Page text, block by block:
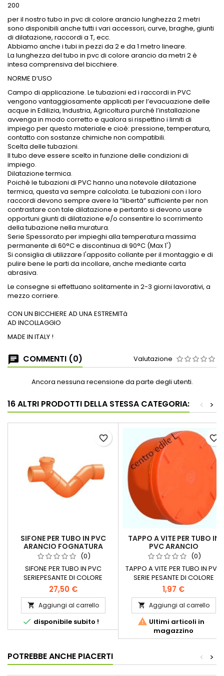
200
per il nostro tubo in pvc di colore arancio lunghezza 2 metri
sono disponibili anche tutti i vari accessori, curve, braghe, giunti
di dilatazione, raccordi a T, ecc.
Abbiamo anche i tubi in pezzi da 2 e da 1 metro lineare.
La lunghezza del tubo in pvc di colore arancio da metri 2 è
intesa comprensiva del bicchiere.
NORME D’USO
Campo di applicazione. Le tubazioni ed i raccordi in PVC
vengono vantaggiosamente applicati per l’evacuazione delle
acque in Edilizia, Industria, Agricoltura purché l’installazione
avvenga in modo corretto e qualora si rispettino i limiti di
impiego per questo materiale e cioè: pressione, temperatura,
contatto con sostanze chimiche non compatibili.
Scelta delle tubazioni.
Il tubo deve essere scelto in funzione delle condizioni di
impiego.
Dilatazione termica.
Poichè le tubazioni di PVC hanno una notevole dilatazione
termica, questa va sempre calcolata. Le tubazioni con i loro
raccordi devono sempre avere la “libertà” sufficiente per non
contrastare con tale dilatazione e pertanto si devono usare
opportuni giunti di dilatazione e/o consentire lo scorrimento
della tubazione nella muratura.
Serie Spessorato per impieghi alla temperatura massima
permanente di 60°C e discontinua di 90°C (Max 1')
Si consiglia di utilizzare l'apposito collante per il montaggio e di
pulire bene le parti da incollare, anche mediante carta
abrasiva.
Le consegne si effettuano solitamente in 2-3 giorni lavorativi, a
mezzo corriere.
CON UN BICCHIERE AD UNA ESTREMITà
AD INCOLLAGGIO
MADE IN ITALY !
COMMENTI (0) Valutazione
Ancora nessuna recensione da parte degli utenti.
16 ALTRI PRODOTTI DELLA STESSA CATEGORIA: >
<
SIFONE PER TUBO IN PVC
ARANCIO FOGNATURA
(0)
SIFONE PER TUBO IN PVC
SERIEPESANTE DI COLORE
ARANCIO PER SCARICHI
FOGNARI diametri disponibili
millimetri: 6380100125140160200
27,50 €
 Aggiungi al carrello
 disponibile subito !
favorite_border
TAPPO A VITE PER TUBO IN
PVC ARANCIO
(0)
TAPPO A VITE PER TUBO IN PVC
SERIE PESANTE DI COLORE
ARANCIO PER SCARICHI
FOGNARI Disponibile in varie
dimensioni
1,97 €
 Aggiungi al carrello
 Ultimi articoli in
magazzino
favorite_border
POTREBBE ANCHE PIACERTI >
<